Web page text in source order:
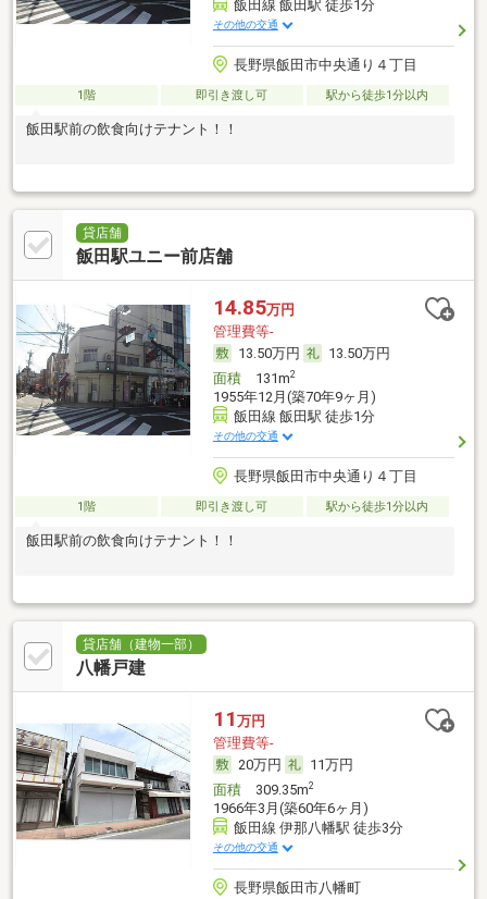
飯田線 飯田駅 徒歩1分
その他の交通
長野県飯田市中央通り４丁目
1階 即引き渡し可 駅から徒歩1分以内
飯田駅前の飲食向けテナント！！
貸店舗
飯田駅ユニー前店舗
14.85万円
管理費等-
13.50万円
13.50万円
面積131m2
1955年12月(築70年9ヶ月)
飯田線 飯田駅 徒歩1分
その他の交通
長野県飯田市中央通り４丁目
1階 即引き渡し可 駅から徒歩1分以内
飯田駅前の飲食向けテナント！！
貸店舗（建物一部）
八幡戸建
11 万円
管理費等-
20万円
11万円
面積309.35m2
1966年3月(築60年6ヶ月)
飯田線 伊那八幡駅 徒歩3分
その他の交通
長野県飯田市八幡町